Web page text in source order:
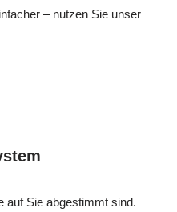
– nutzen Sie unser
auf Sie abgestimmt sind.